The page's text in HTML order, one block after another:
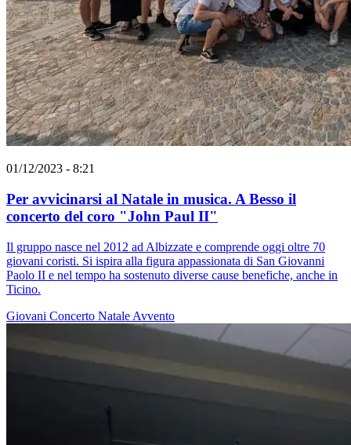
01/12/2023 - 8:21
Per avvicinarsi al Natale in musica. A Besso il
concerto del coro "John Paul II"
Il gruppo nasce nel 2012 ad Albizzate e comprende oggi oltre 70
giovani coristi. Si ispira alla figura appassionata di San Giovanni
Paolo II e nel tempo ha sostenuto diverse cause benefiche, anche in
Ticino.
Giovani Concerto Natale Avvento